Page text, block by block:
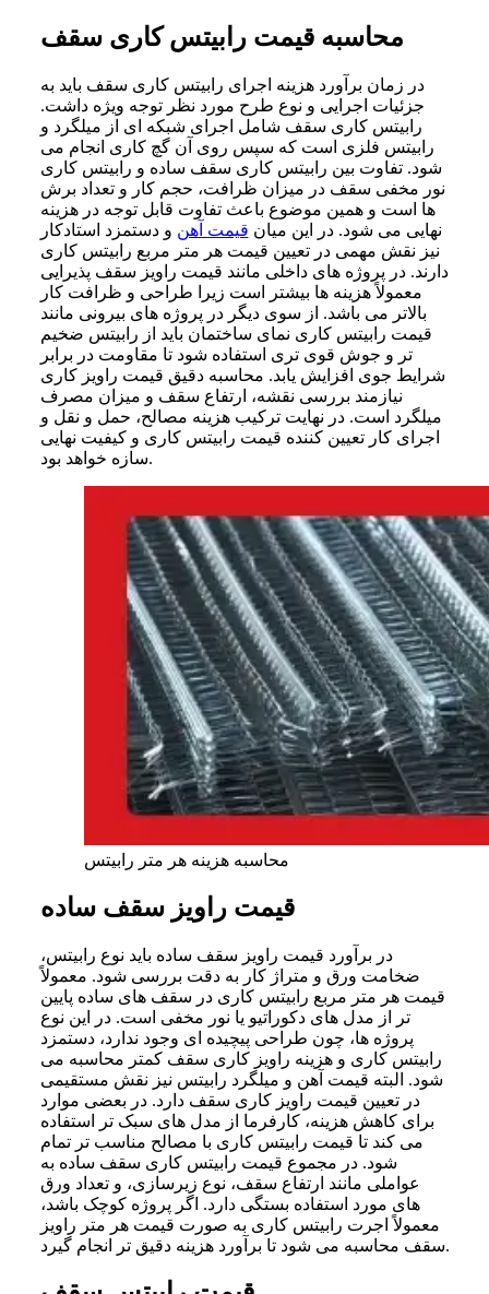
محاسبه قیمت رابیتس کاری سقف
در زمان برآورد هزینه اجرای رابیتس کاری سقف باید به
جزئیات اجرایی و نوع طرح مورد نظر توجه ویژه داشت.
رابیتس کاری سقف شامل اجرای شبکه ای از میلگرد و
رابیتس فلزی است که سپس روی آن گچ کاری انجام می
شود. تفاوت بین رابیتس کاری سقف ساده و رابیتس کاری
نور مخفی سقف در میزان ظرافت، حجم کار و تعداد برش
ها است و همین موضوع باعث تفاوت قابل توجه در هزینه
نهایی می شود. در این میان قیمت آهن و دستمزد استادکار
نیز نقش مهمی در تعیین قیمت هر متر مربع رابیتس کاری
دارند. در پروژه های داخلی مانند قیمت راویز سقف پذیرایی
معمولاً هزینه ها بیشتر است زیرا طراحی و ظرافت کار
بالاتر می باشد. از سوی دیگر در پروژه های بیرونی مانند
قیمت رابیتس کاری نمای ساختمان باید از رابیتس ضخیم
تر و جوش قوی تری استفاده شود تا مقاومت در برابر
شرایط جوی افزایش یابد. محاسبه دقیق قیمت راویز کاری
نیازمند بررسی نقشه، ارتفاع سقف و میزان مصرف
میلگرد است. در نهایت ترکیب هزینه مصالح، حمل و نقل و
اجرای کار تعیین کننده قیمت رابیتس کاری و کیفیت نهایی
سازه خواهد بود.
محاسبه هزینه هر متر رابیتس
قیمت راویز سقف ساده
در برآورد قیمت راویز سقف ساده باید نوع رابیتس،
ضخامت ورق و متراژ کار به دقت بررسی شود. معمولاً
قیمت هر متر مربع رابیتس کاری در سقف‌ های ساده پایین‌
تر از مدل‌ های دکوراتیو یا نور مخفی است. در این نوع
پروژه‌ ها، چون طراحی پیچیده‌ ای وجود ندارد، دستمزد
رابیتس کاری و هزینه راویز کاری سقف کمتر محاسبه می‌
شود. البته قیمت آهن و میلگرد رابیتس نیز نقش مستقیمی
در تعیین قیمت راویز کاری سقف دارد. در بعضی موارد
برای کاهش هزینه، کارفرما از مدل‌ های سبک‌ تر استفاده
می‌ کند تا قیمت رابیتس کاری با مصالح مناسب‌ تر تمام
شود. در مجموع قیمت رابیتس کاری سقف ساده به
عواملی مانند ارتفاع سقف، نوع زیرسازی، و تعداد ورق‌
های مورد استفاده بستگی دارد. اگر پروژه کوچک باشد،
معمولاً اجرت رابیتس کاری به‌ صورت قیمت هر متر راویز
سقف محاسبه می‌ شود تا برآورد هزینه دقیق‌ تر انجام گیرد.